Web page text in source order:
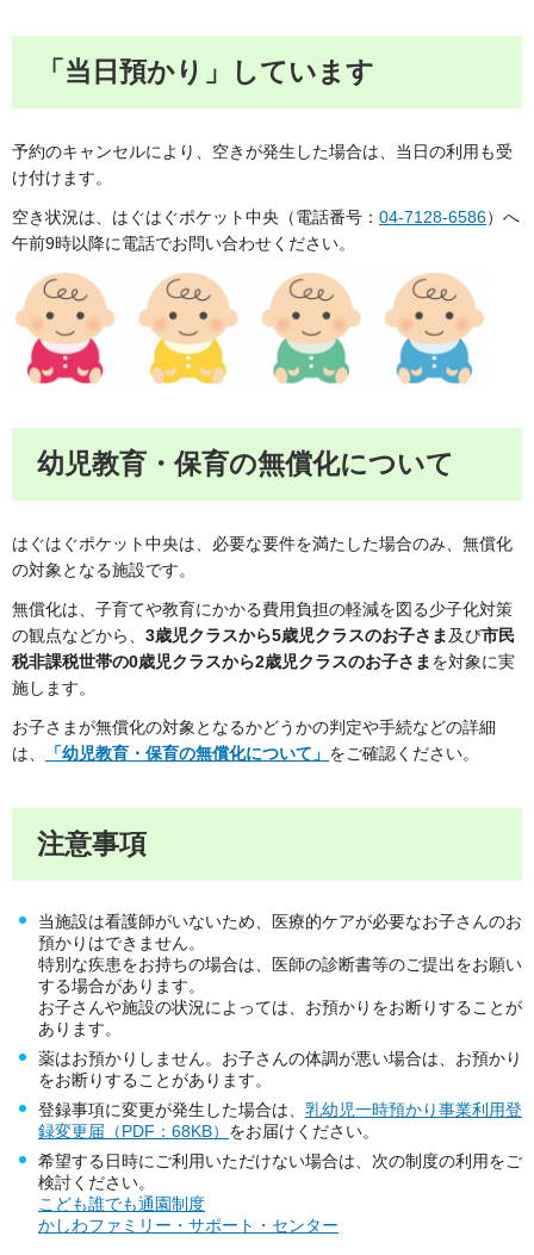
「当日預かり」しています
予約のキャンセルにより、空きが発生した場合は、当日の利用も受
け付けます。
空き状況は、はぐはぐポケット中央（電話番号： 04-7128-6586）へ
午前9時以降に電話でお問い合わせください。
幼児教育・保育の無償化について
はぐはぐポケット中央は、必要な要件を満たした場合のみ、無償化
の対象となる施設です。
無償化は、子育てや教育にかかる費用負担の軽減を図る少子化対策
の観点などから、 3歳児クラスから5歳児クラスのお子さま及び市民
税非課税世帯の0歳児クラスから2歳児クラスのお子さまを対象に実
施します。
お子さまが無償化の対象となるかどうかの判定や手続などの詳細
は、
「幼児教育・保育の無償化について」 をご確認ください。
注意事項
当施設は看護師がいないため、医療的ケアが必要なお子さんのお
預かりはできません。
特別な疾患をお持ちの場合は、医師の診断書等のご提出をお願い
する場合があります。
お子さんや施設の状況によっては、お預かりをお断りすることが
あります。
薬はお預かりしません。お子さんの体調が悪い場合は、お預かり
をお断りすることがあります。
登録事項に変更が発生した場合は、 乳幼児一時預かり事業利用登
録変更届（PDF：68KB） をお届けください。
希望する日時にご利用いただけない場合は、次の制度の利用をご
検討ください。
こども誰でも通園制度
かしわファミリー・サポート・センター